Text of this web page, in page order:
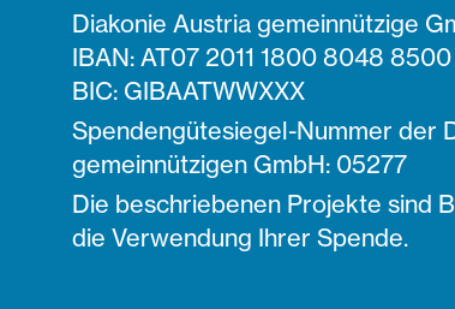
Diakonie Austria gemeinnützige
IBAN: AT07 2011 1800 8048 8500
BIC: GIBAATWWXXX
Spendengütesiegel-Nummer der
gemeinnützigen GmbH: 05277
Die beschriebenen Projekte sind
die Verwendung Ihrer Spende.